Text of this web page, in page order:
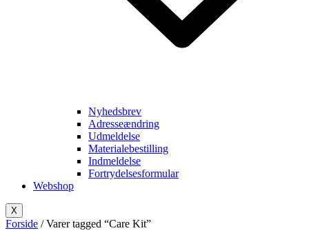
Nyhedsbrev
Adresseændring
Udmeldelse
Materialebestilling
Indmeldelse
Fortrydelsesformular
Webshop
X
Forside / Varer tagged “Care Kit”